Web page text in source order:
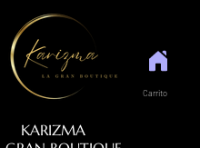
KARIZMA
Carrito